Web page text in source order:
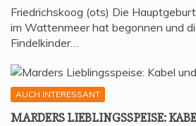
Friedrichskoog (ots) Die
im Wattenmeer hat begonnen und
Findelkinder…
AUCH INTERESSANT
MAR­DERS LIEB­LINGS­SPEI­SE: